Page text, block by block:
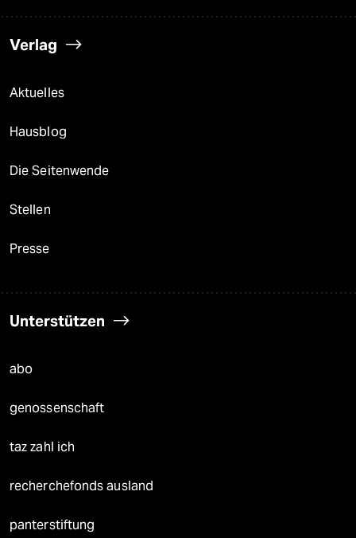
Verlag
Aktuelles
Hausblog
Die Seitenwende
Stellen
Presse
Unterstützen
abo
genossenschaft
taz zahl ich
recherchefonds ausland
panterstiftung